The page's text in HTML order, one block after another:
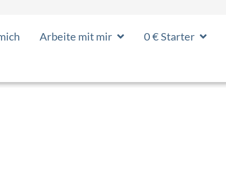
Arbeite mit mir 0 € Starter